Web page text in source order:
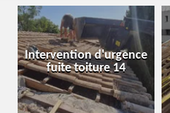
Intervention d'urgence
fuite toiture 14